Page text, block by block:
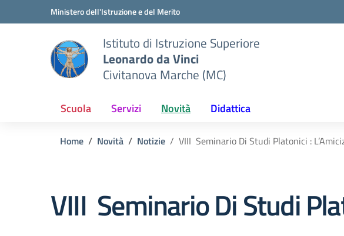
Vai ai contenuti
Vai al menu di navigazioneMinistero dell'Istruzione e del Merito
Istituto di Istruzione Superiore
Leonardo da Vinci
Civitanova Marche (MC)
Scuola Servizi Novità Didattica
Home Novità Notizie VIII Seminario Di Studi Platonici :
VIII Seminario Di Studi